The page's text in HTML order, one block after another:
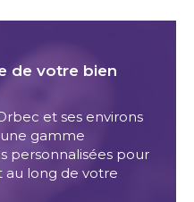
de votre bien
et ses environs
gamme
personnalisées pour
long de votre